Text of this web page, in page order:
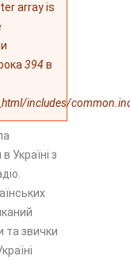
array is
394в
includes/
Україні з
та звички